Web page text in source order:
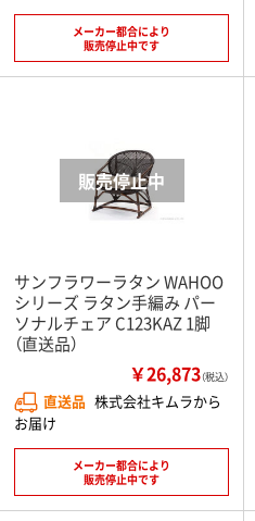
メーカー都合により
販売停止中です
サンフラワーラタン WAHOO
シリーズ ラタン手編み パー
ソナルチェア C123KAZ 1脚
（直送品）
￥26,873（税込）
直送品 株式会社キムラから
お届け
メーカー都合により
販売停止中です